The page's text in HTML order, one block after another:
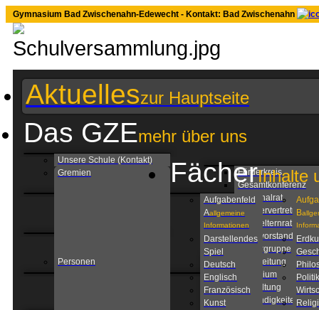
Gymnasium Bad Zwischenahn-Edewecht - Kontakt: Bad Zwischenahn
Aktuelleszur Hauptseite
Das GZEmehr über uns
Unsere Schule (Kontakt)
Gremien
Förderkreis
Gesamtkonferenz
Personalrat
Schülervertretung
Schulelternrat
Schulvorstand
Steuergruppe
Personen
Schulleitung
Kollegium
Verwaltung
Zuständigkeiten am
FächerInhalte
Aufgabenfeld
Aallgemeine
Informationen
Darstellendes
Spiel
Deutsch
Englisch
Französisch
Kunst
B